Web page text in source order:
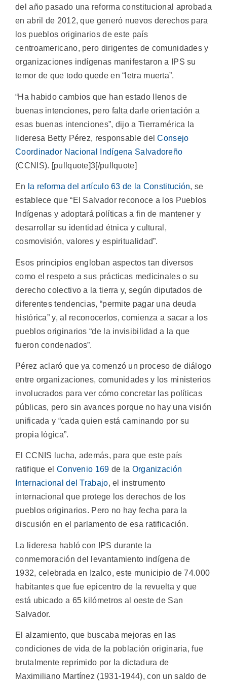
del año pasado una reforma constitucional aprobada
en abril de 2012, que generó nuevos derechos para
los pueblos originarios de este país
centroamericano, pero dirigentes de comunidades y
organizaciones indígenas manifestaron a IPS su
temor de que todo quede en “letra muerta”.
“Ha habido cambios que han estado llenos de
buenas intenciones, pero falta darle orientación a
esas buenas intenciones”, dijo a Tierramérica la
lideresa Betty Pérez, responsable delConsejo
Coordinador Nacional Indígena Salvadoreño
(CCNIS). [pullquote]3[/pullquote]
En la reforma del artículo 63 de la Constitución, se
establece que “El Salvador reconoce a los Pueblos
Indígenas y adoptará políticas a fin de mantener y
desarrollar su identidad étnica y cultural,
cosmovisión, valores y espiritualidad”.
Esos principios engloban aspectos tan diversos
como el respeto a sus prácticas medicinales o su
derecho colectivo a la tierra y, según diputados de
diferentes tendencias, “permite pagar una deuda
histórica” y, al reconocerlos, comienza a sacar a los
pueblos originarios “de la invisibilidad a la que
fueron condenados”.
Pérez aclaró que ya comenzó un proceso de diálogo
entre organizaciones, comunidades y los ministerios
involucrados para ver cómo concretar las políticas
públicas, pero sin avances porque no hay una visión
unificada y “cada quien está caminando por su
propia lógica”.
El CCNIS lucha, además, para que este país
ratifique el Convenio 169 de la Organización
Internacional del Trabajo, el instrumento
internacional que protege los derechos de los
pueblos originarios. Pero no hay fecha para la
discusión en el parlamento de esa ratificación.
La lideresa habló con IPS durante la
conmemoración del levantamiento indígena de
1932, celebrada en Izalco, este municipio de 74.000
habitantes que fue epicentro de la revuelta y que
está ubicado a 65 kilómetros al oeste de San
Salvador.
El alzamiento, que buscaba mejoras en las
condiciones de vida de la población originaria, fue
brutalmente reprimido por la dictadura de
Maximiliano Martínez (1931-1944), con un saldo de